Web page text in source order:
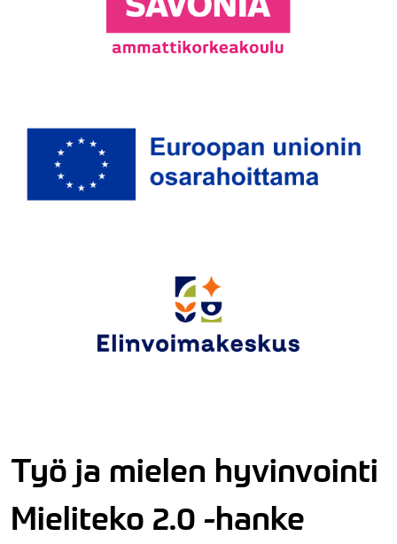
Työ ja mielen hyvinvointi
Mieliteko 2.0 -hanke